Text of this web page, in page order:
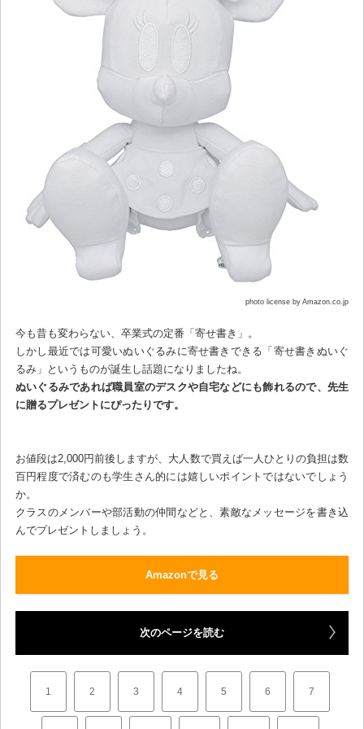
photo license by Amazon.co.jp
今も昔も変わらない、卒業式の定番「寄せ書き」。
しかし最近では可愛いぬいぐるみに寄せ書きできる「寄せ書きぬいぐ
るみ」というものが誕生し話題になりましたね。
ぬいぐるみであれば職員室のデスクや自宅などにも飾れるので、先生
に贈るプレゼントにぴったりです。
お値段は2,000円前後しますが、大人数で買えば一人ひとりの負担は数
百円程度で済むのも学生さん的には嬉しいポイントではないでしょう
か。
クラスのメンバーや部活動の仲間などと、素敵なメッセージを書き込
んでプレゼントしましょう。
Amazonで見る
次のページを読む
1 2 3 4 5 6 7